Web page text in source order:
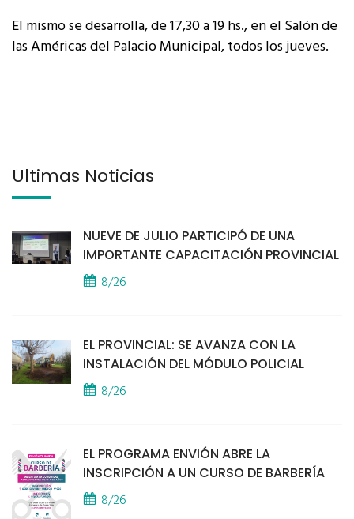
El mismo se desarrolla, de 17,30 a 19 hs., en el Salón de
las Américas del Palacio Municipal, todos los jueves.
Últimas Noticias
NUEVE DE JULIO PARTICIPÓ DE UNA
IMPORTANTE CAPACITACIÓN PROVINCIAL
8/26
EL PROVINCIAL: SE AVANZA CON LA
INSTALACIÓN DEL MÓDULO POLICIAL
8/26
EL PROGRAMA ENVIÓN ABRE LA
INSCRIPCIÓN A UN CURSO DE BARBERÍA
8/26